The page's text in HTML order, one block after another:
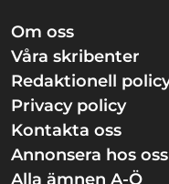
Om oss
Våra skribenter
Redaktionell
Privacy policy
Kontakta oss
Annonsera hos oss
Alla ämnen A-Ö